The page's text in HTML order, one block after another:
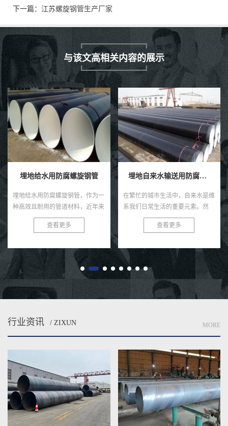
下一篇： 江苏螺旋钢管生产厂家
与该文高相关内容的展示
埋地给水用防腐螺旋钢管
埋地给水用防腐螺旋钢管，作为一
种高效且耐用的管道材料，近年来
在各类给水工程中得到了广泛的应
用。这种钢管以其独特的螺旋结
性...
查看更多
埋地自来水输送用防腐钢管
在繁忙的城市生活中，自来水是维
系我们日常生活的重要元素。然
而，很少有人注意到，正是那些深
埋在地下的防腐钢管，默默承担着
我...
查看更多
行业资讯 / ZIXUN MORE